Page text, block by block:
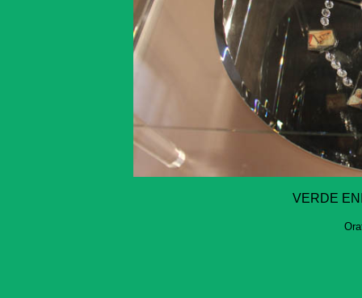
VERDE